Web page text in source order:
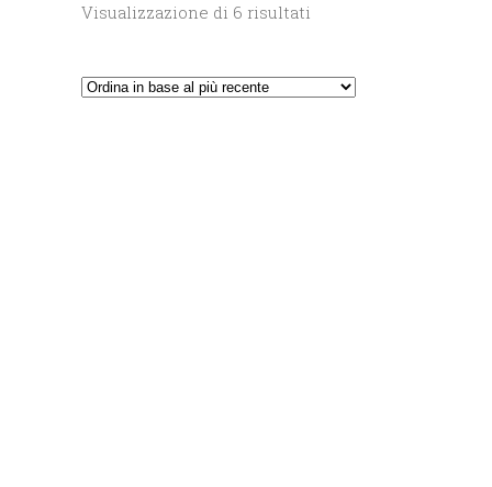
Visualizzazione di 6 risultati
in